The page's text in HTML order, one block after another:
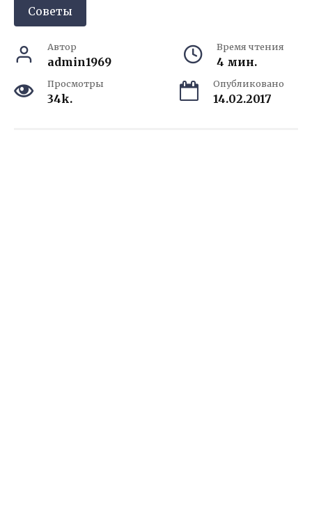
Советы
Автор
admin1969
Время чтения
4 мин.
Просмотры
34k.
Опубликовано
14.02.2017